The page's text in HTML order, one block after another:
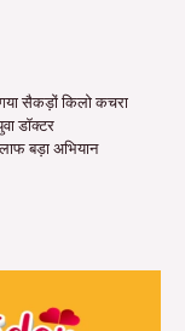
सैकड़ों किलो कचरा
डॉक्टर
बड़ा अभियान